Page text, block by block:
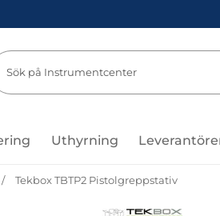
Uthyrning
Tekbox TBTP2 Pistolgreppstativ